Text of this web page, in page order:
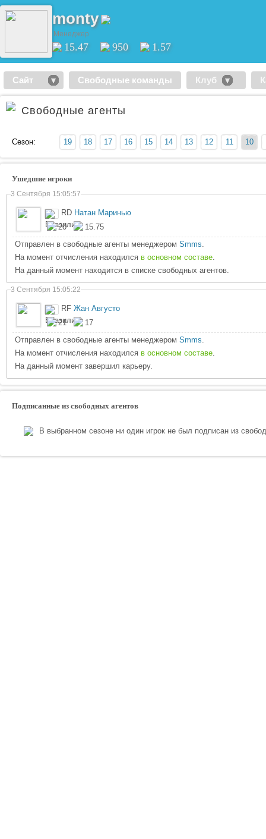
monty
Менеджер
15.47 950 1.57
Сайт Свободные команды Клуб
Свободные агенты
Сезон: 19 18 17 16 15 14 13 12 11 10
Ушедшие игроки
3 Сентября 15:05:57
RD Натан Маринью
20
15.75
Отправлен в свободные агенты менеджером Smms.
На момент отчисления находился в основном составе.
На данный момент находится в списке свободных агентов.
3 Сентября 15:05:22
RF Жан Августо
21
17
Отправлен в свободные агенты менеджером Smms.
На момент отчисления находился в основном составе.
На данный момент завершил карьеру.
Подписанные из свободных агентов
В выбранном сезоне ни один игрок не был подписан из